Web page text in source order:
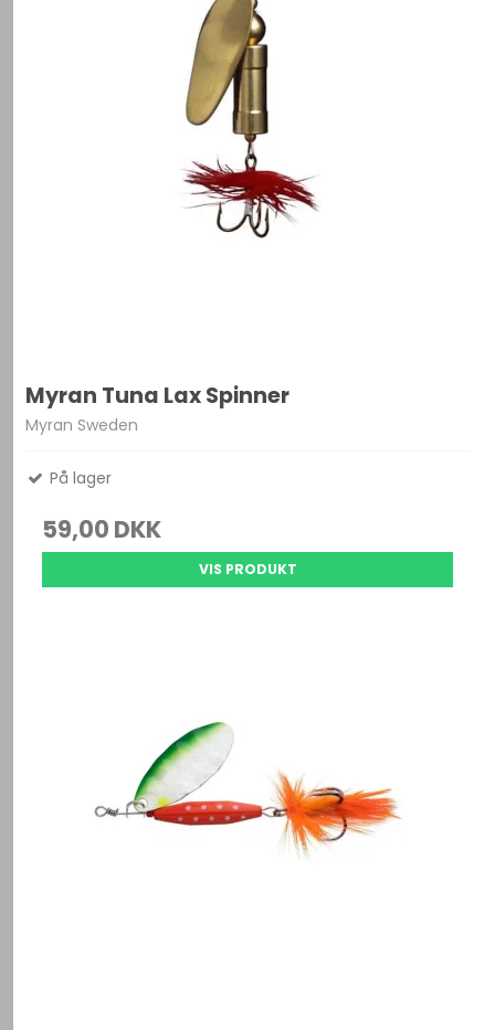
Myran Tuna Lax Spinner
Myran Sweden
På lager
59,00 DKK
VIS PRODUKT